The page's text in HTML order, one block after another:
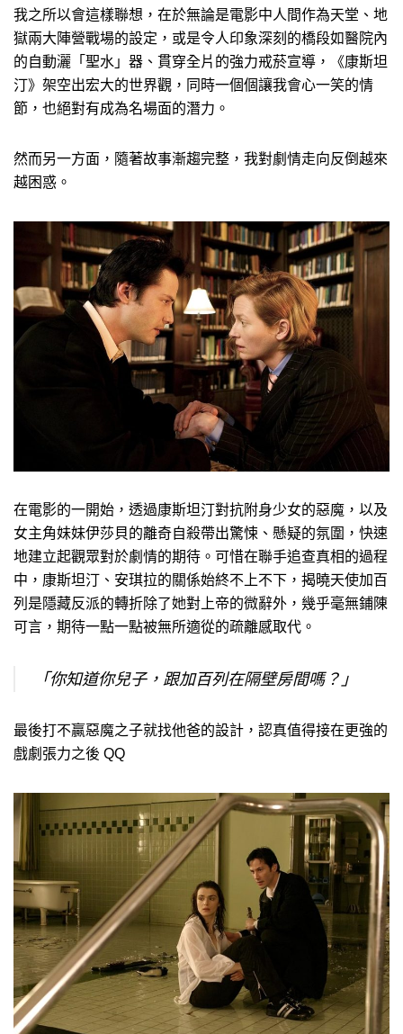
我之所以會這樣聯想，在於無論是電影中人間作為天堂、地
獄兩大陣營戰場的設定，或是令人印象深刻的橋段如醫院內
的自動灑「聖水」器、貫穿全片的強力戒菸宣導，《康斯坦
汀》架空出宏大的世界觀，同時一個個讓我會心一笑的情
節，也絕對有成為名場面的潛力。
然而另一方面，隨著故事漸趨完整，我對劇情走向反倒越來
越困惑。
在電影的一開始，透過康斯坦汀對抗附身少女的惡魔，以及
女主角妹妹伊莎貝的離奇自殺帶出驚悚、懸疑的氛圍，快速
地建立起觀眾對於劇情的期待。可惜在聯手追查真相的過程
中，康斯坦汀、安琪拉的關係始終不上不下，揭曉天使加百
列是隱藏反派的轉折除了她對上帝的微辭外，幾乎毫無鋪陳
可言，期待一點一點被無所適從的疏離感取代。
「你知道你兒子，跟加百列在隔壁房間嗎？」
最後打不贏惡魔之子就找他爸的設計，認真值得接在更強的
戲劇張力之後 QQ